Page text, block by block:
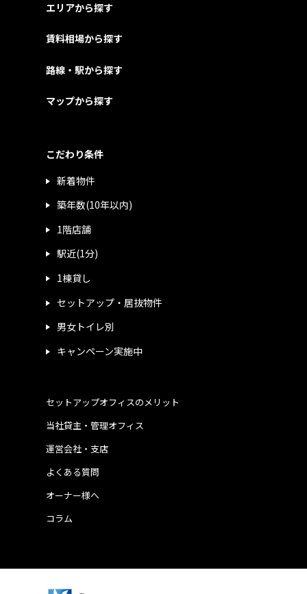
エリアから探す
賃料相場から探す
路線・駅から探す
マップから探す
こだわり条件
新着物件
築年数(10年以内)
1階店舗
駅近(1分)
1棟貸し
セットアップ・居抜物件
男女トイレ別
キャンペーン実施中
運営会社・支店
よくある質問
当社貸主・管理オフィス
オーナー様へ
コラム
セットアップオフィスのメリット